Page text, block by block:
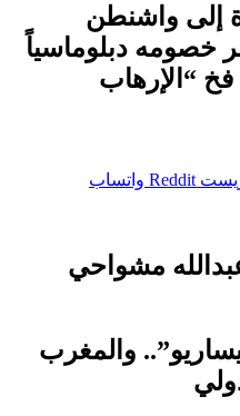
إلى واشنطن
خصومه دبلوماسياً
“الإرهاب
واتساب
مشواحي
والمغرب